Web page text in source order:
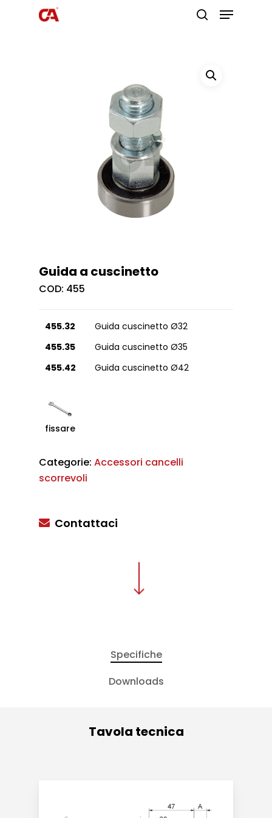
Guida a cuscinetto
COD: 455
455.32
Guida cuscinetto Ø32
455.35
Guida cuscinetto Ø35
455.42
Guida cuscinetto Ø42
fissare
Categorie: Accessori cancelli
scorrevoli
Contattaci
Specifiche
Downloads
Tavola tecnica